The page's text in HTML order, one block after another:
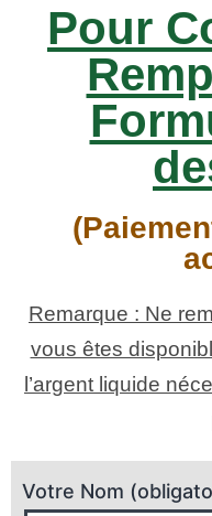
Pour
Remarque : Ne
vous êtes
l’argent liquide
Votre Nom